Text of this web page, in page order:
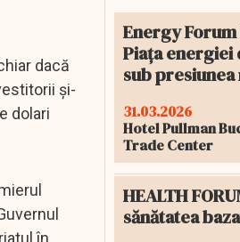
dacă
şi-
dolari
Energy Forum
Piața energiei
sub
31.03.2026
Hotel Pullman
Trade Center
HEALTH
sănătatea